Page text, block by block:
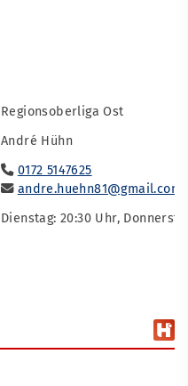
Regionsoberliga Ost
André Hühn
0172 5147625
andre.huehn81@gmail.com
Dienstag: 20:30 Uhr,